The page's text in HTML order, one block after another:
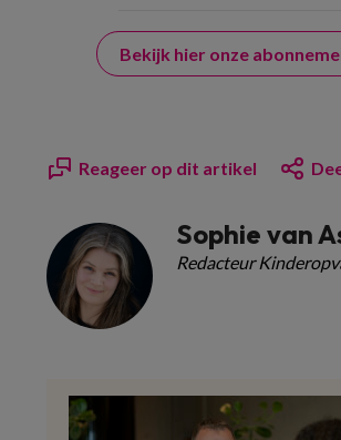
Bekijk hier onze
Reageer op dit artikel
Sophie van
Redacteur